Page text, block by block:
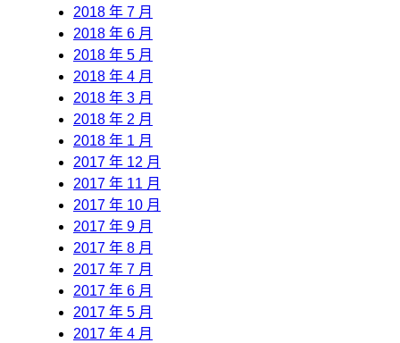
2018 年 7 月
2018 年 6 月
2018 年 5 月
2018 年 4 月
2018 年 3 月
2018 年 2 月
2018 年 1 月
2017 年 12 月
2017 年 11 月
2017 年 10 月
2017 年 9 月
2017 年 8 月
2017 年 7 月
2017 年 6 月
2017 年 5 月
2017 年 4 月